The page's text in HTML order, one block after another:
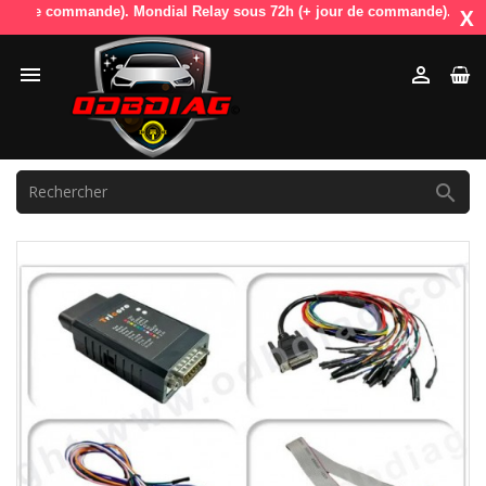
commande). Mondial Relay sous 72h (+ jour de commande). X
 
